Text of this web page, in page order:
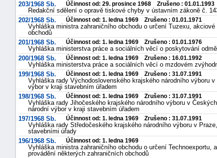
203/1968 Sb.
Účinnost od: 29. prosince 1968 Zrušeno : 01.01.1993
Redakční sdělení o opravě tiskové chyby v ústavním zákoně č.
202/1968 Sb.
Účinnost od: 1. ledna 1969 Zrušeno : 01.01.1971
Vyhláška ministra zahraničního obchodu o určení Tuzexu,
obchodů
201/1968 Sb.
Účinnost od: 1. ledna 1969 Zrušeno : 01.01.1976
Vyhláška ministerstva práce a sociálních věcí o poskytování
200/1968 Sb.
Účinnost od: 1. ledna 1969 Zrušeno : 16.01.1992
Vyhláška ministerstva práce a sociálních věcí o mzdovém
199/1968 Sb.
Účinnost od: 1. ledna 1969 Zrušeno : 31.07.1991
Vyhláška rady Východoslovenského krajského národního výboru
výbor v kraji stavebním úřadem
198/1968 Sb.
Účinnost od: 1. ledna 1969 Zrušeno : 31.07.1991
Vyhláška rady Jihočeského krajského národního výboru v
národní výbor v kraji stavebním úřadem
197/1968 Sb.
Účinnost od: 1. ledna 1969 Zrušeno : 31.07.1991
Vyhláška rady Středočeského krajského národního výboru v
stavebními úřady
196/1968 Sb.
Účinnost od: 1. ledna 1969
Vyhláška ministra zahraničního obchodu o určení Technoexportu,
provádění některých zahraničních obchodů
náhrady
škody